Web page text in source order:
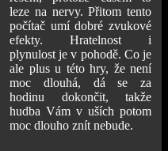
leze na nervy. Přitom tento
počítač umí dobré zvukové
efekty. Hratelnost i
plynulost je v pohodě. Co je
ale plus u této hry, že není
moc dlouhá, dá se za
hodinu dokončit, takže
hudba Vám v uších potom
moc dlouho znít nebude.